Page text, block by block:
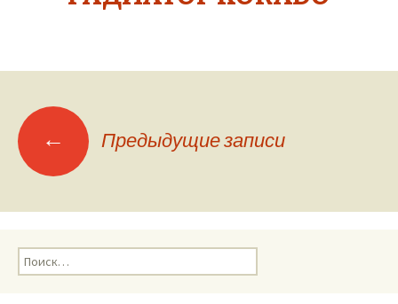
Навигация
по
записям
← Предыдущие записи
Н
а